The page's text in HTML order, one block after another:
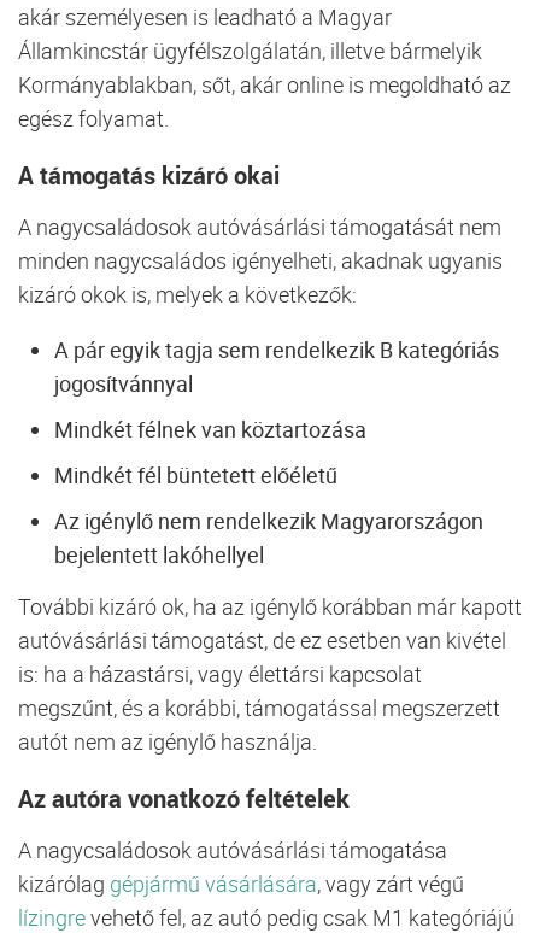
akár személyesen is leadható a Magyar
Államkincstár ügyfélszolgálatán, illetve bármelyik
Kormányablakban, sőt, akár online is megoldható az
egész folyamat.
A támogatás kizáró okai
A nagycsaládosok autóvásárlási támogatását nem
minden nagycsaládos igényelheti, akadnak ugyanis
kizáró okok is, melyek a következők:
A pár egyik tagja sem rendelkezik B kategóriás
jogosítvánnyal
Mindkét félnek van köztartozása
Mindkét fél büntetett előéletű
Az igénylő nem rendelkezik Magyarországon
bejelentett lakóhellyel
További kizáró ok, ha az igénylő korábban már kapott
autóvásárlási támogatást, de ez esetben van kivétel
is: ha a házastársi, vagy élettársi kapcsolat
megszűnt, és a korábbi, támogatással megszerzett
autót nem az igénylő használja.
Az autóra vonatkozó feltételek
A nagycsaládosok autóvásárlási támogatása
kizárólag gépjármű vásárlására, vagy zárt végű
lízingrevehető fel, az autó pedig csak M1 kategóriájú